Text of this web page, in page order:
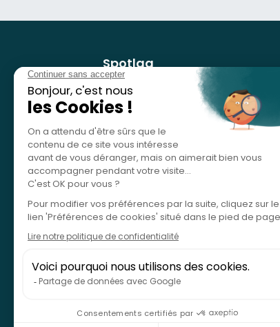
Spotlag
Nos services
Référencer mon activité
Études de cas
Blog
SPOTLAG SAS est immatriculée au